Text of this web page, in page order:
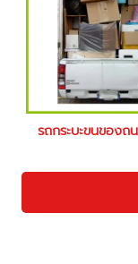
รถกระบะขนของถ